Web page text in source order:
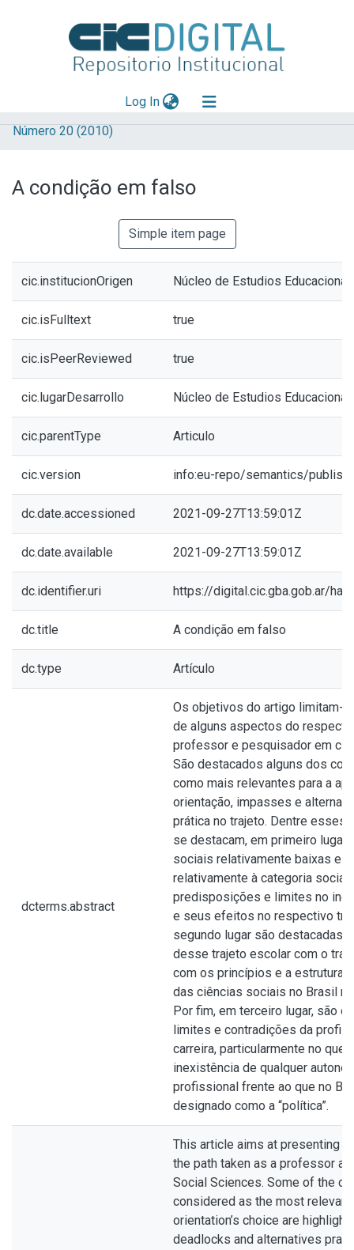
Log In(current)
Explorar
Aportar material
Número 20 (2010)
A condição em falso
Simple item page
cic.institucionOrigen Núcleo de Estudios
cic.isFulltext true
cic.isPeerReviewed true
cic.lugarDesarrollo Núcleo de Estudios
cic.parentType Articulo
cic.version info:eu-repo/semantics/
dc.date.accessioned 2021-09-27T13:59:01Z
dc.date.available 2021-09-27T13:59:01Z
dc.identifier.uri https://digital.cic.gba.gob.ar/
dc.title A condição em falso
dc.type Artículo
dcterms.abstract
Os objetivos do artigo limitam-
de alguns aspectos do
professor e pesquisador em
São destacados alguns dos
como mais relevantes para a
orientação, impasses e
prática no trajeto. Dentre esses
se destacam, em primeiro lugar,
sociais relativamente baixas e
relativamente à categoria social
predisposições e limites no
e seus efeitos no respectivo
segundo lugar são destacadas
desse trajeto escolar com o
com os princípios e a estrutura
das ciências sociais no Brasil
Por fim, em terceiro lugar, são
limites e contradições da
carreira, particularmente no que
inexistência de qualquer
profissional frente ao que no
designado como a “política”.
This article aims at presenting
the path taken as a professor
Social Sciences. Some of the
considered as the most
orientation’s choice are
deadlocks and alternatives